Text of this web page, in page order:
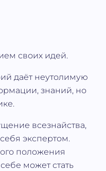
своих идей.
даёт неутолимую
знаний, но
всезнайства,
экспертом.
положения
может стать